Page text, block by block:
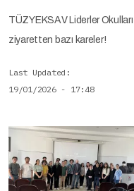
TÜZYEKSAV Liderler
ziyaretten bazı kareler!
Last Updated
19/01/2026 - 17:48